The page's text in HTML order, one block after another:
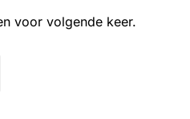
voor volgende keer.